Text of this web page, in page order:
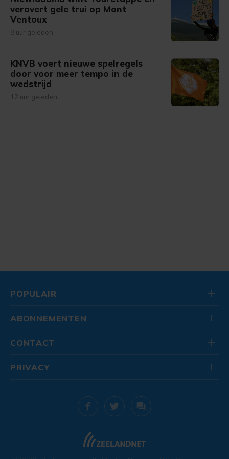
verovert gele trui op Mont
Ventoux
8 uur geleden
KNVB voert nieuwe spelregels
door voor meer tempo in de
wedstrijd
12 uur geleden
POPULAIR
ABONNEMENTEN
CONTACT
PRIVACY